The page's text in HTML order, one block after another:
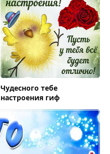
Чудесного тебе
настроения гиф